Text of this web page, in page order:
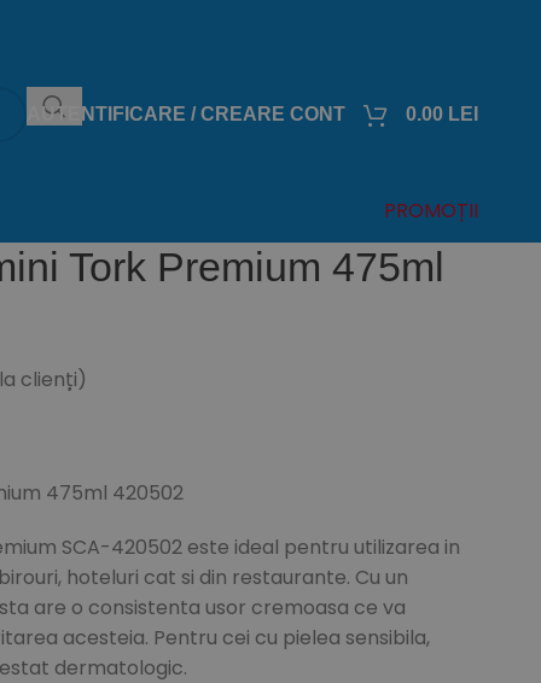
AUTENTIFICARE / CREARE CONT 0.00 LEI
PROMOȚII
Tork Premium 475ml
clienți)
475ml 420502
SCA-420502 este ideal pentru utilizarea in
hoteluri cat si din restaurante. Cu un
are o consistenta usor cremoasa ce va
acesteia. Pentru cei cu pielea sensibila,
dermatologic.